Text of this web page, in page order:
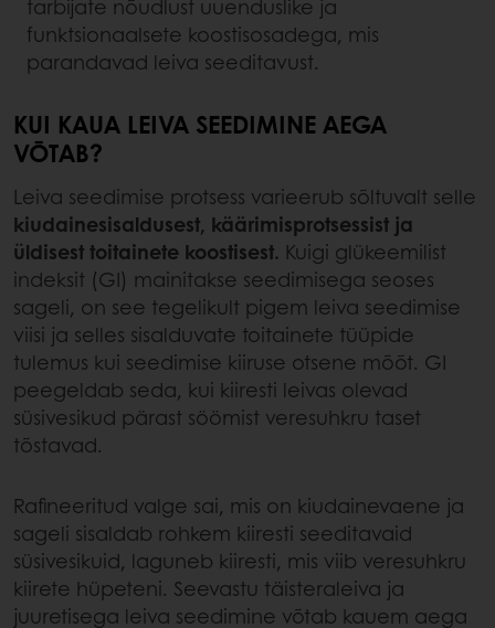
tarbijate nõudlust uuenduslike ja
funktsionaalsete koostisosadega, mis
parandavad leiva seeditavust.
KUI KAUA LEIVA SEEDIMINE AEGA
VÕTAB?
Leiva seedimise protsess varieerub sõltuvalt selle
kiudainesisaldusest, käärimisprotsessist ja
üldisest toitainete koostisest. Kuigi glükeemilist
indeksit (GI) mainitakse seedimisega seoses
sageli, on see tegelikult pigem leiva seedimise
viisi ja selles sisalduvate toitainete tüüpide
tulemus kui seedimise kiiruse otsene mõõt. GI
peegeldab seda, kui kiiresti leivas olevad
süsivesikud pärast söömist veresuhkru taset
tõstavad.
Rafineeritud valge sai, mis on kiudainevaene ja
sageli sisaldab rohkem kiiresti seeditavaid
süsivesikuid, laguneb kiiresti, mis viib veresuhkru
kiirete hüpeteni. Seevastu täisteraleiva ja
juuretisega leiva seedimine võtab kauem aega